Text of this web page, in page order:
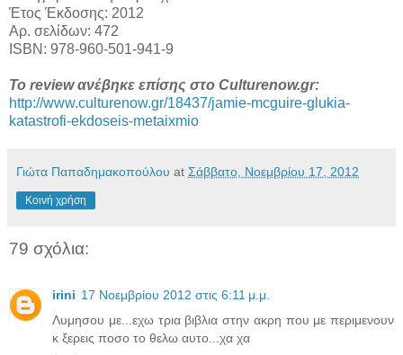
Έτος Έκδοσης: 2012
Αρ. σελίδων: 472
ISBN: 978-960-501-941-9
Το review ανέβηκε επίσης στο Culturenow.gr:
http://www.culturenow.gr/18437/jamie-mcguire-glukia-
katastrofi-ekdoseis-metaixmio
Γιώτα Παπαδημακοπούλου at Σάββατο, Νοεμβρίου 17, 2012
Κοινή χρήση
79 σχόλια:
irini 17 Νοεμβρίου 2012 στις 6:11 μ.μ.
Λυμησου με...εχω τρια βιβλια στην ακρη που με περιμενουν
κ ξερεις ποσο το θελω αυτο...χα χα